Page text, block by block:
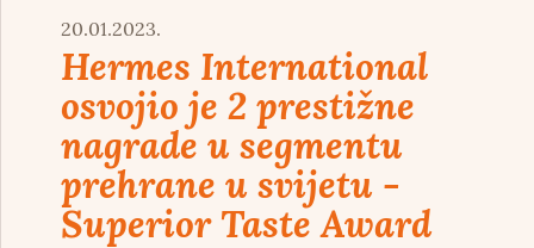
20.01.2023.
Hermes International
osvojio je 2 prestižne
nagrade u segmentu
prehrane u svijetu -
Superior Taste Award